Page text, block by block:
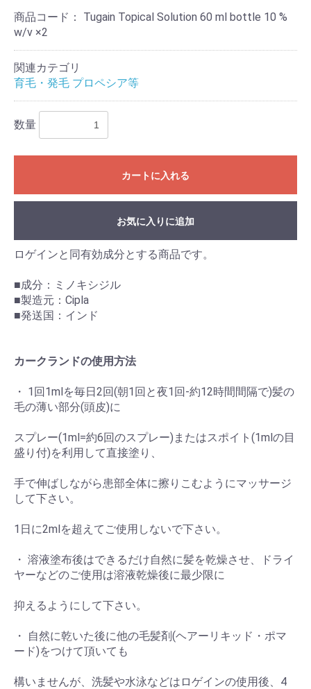
商品コード： Tugain Topical Solution 60 ml bottle 10 %
w/v ×2
関連カテゴリ
育毛・発毛 プロペシア等
数量
カートに入れる
お気に入りに追加
ロゲインと同有効成分とする商品です。
■成分：ミノキシジル
■製造元：Cipla
■発送国：インド
カークランドの使用方法
・ 1回1mlを毎日2回(朝1回と夜1回-約12時間間隔で)髪の
毛の薄い部分(頭皮)に
スプレー(1ml=約6回のスプレー)またはスポイト(1mlの目
盛り付)を利用して直接塗り、
手で伸ばしながら患部全体に擦りこむようにマッサージ
して下さい。
1日に2mlを超えてご使用しないで下さい。
・ 溶液塗布後はできるだけ自然に髪を乾燥させ、ドライ
ヤーなどのご使用は溶液乾燥後に最少限に
抑えるようにして下さい。
・ 自然に乾いた後に他の毛髪剤(ヘアーリキッド・ポマ
ード)をつけて頂いても
構いませんが、洗髪や水泳などはロゲインの使用後、4